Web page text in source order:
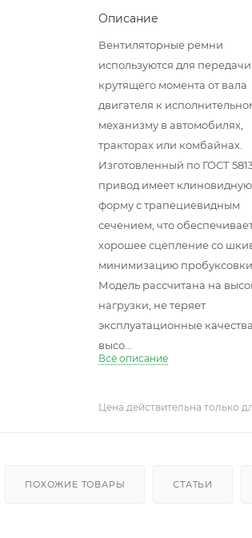
Описание
Вентиляторные ремни
используются для передачи
крутящего момента от вала
двигателя к
механизму в автомобилях,
тракторах или комбайнах.
Изготовленный по ГОСТ
привод имеет клиновидную
форму с трапециевидным
сечением, что
хорошее сцепление со
минимизацию пробуксовки.
Модель рассчитана на
нагрузки, не теряет
эксплуатационные
высо...
Всё описание
Цена действительна только
ПОХОЖИЕ ТОВАРЫ СТАТЬИ